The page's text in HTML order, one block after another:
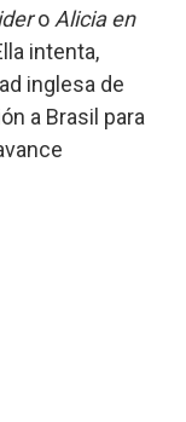
o Alicia en
intenta,
inglesa de
a Brasil para